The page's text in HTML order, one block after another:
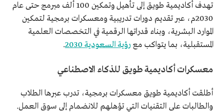
تهدف أكاديمية طويق إلى تأهيل وتمكين 100 ألف مبرمج حتى عام
2030م، عبر تقديم دورات تدريبية ومعسكرات برمجية لتمكين
الموارد البشرية، وبناء قدراتها الرقمية في التخصصات العلمية
المستقبلية، بما يتواكب مع رؤية السعودية 2030 .
معسكرات أكاديمية طويق للذكاء الاصطناعي
أطلقت أكاديمية طويق معسكرات برمجية، تدرب عبرها الطلاب
والطالبات على التقنيات التي تؤهلهم للانضمام إلى سوق العمل.